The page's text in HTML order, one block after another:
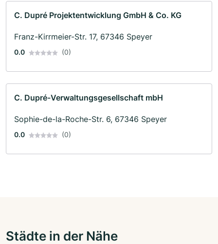
C. Dupré Projektentwicklung GmbH & Co. KG
Franz-Kirrmeier-Str. 17, 67346 Speyer
0.0 (0)
C. Dupré-Verwaltungsgesellschaft mbH
Sophie-de-la-Roche-Str. 6, 67346 Speyer
0.0 (0)
Städte in der Nähe